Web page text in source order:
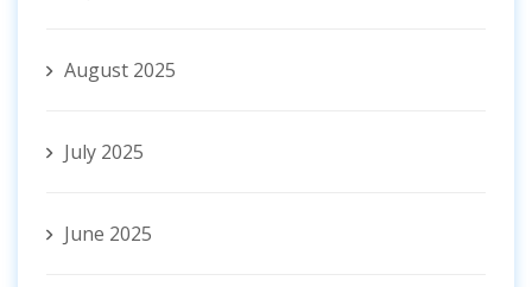
August 2025
July 2025
June 2025